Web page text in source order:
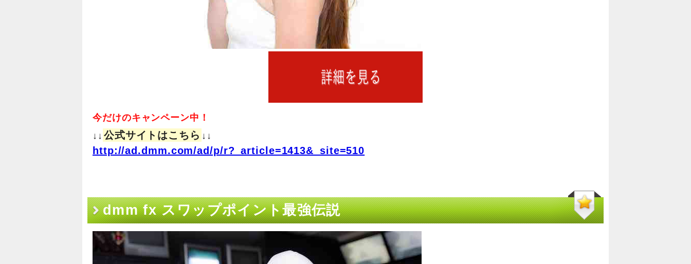
今だけのキャンペーン中！
↓↓ 公式サイトはこちら ↓↓
http://ad.dmm.com/ad/p/r?_article=1413&_site=510
dmm fx スワップポイント最強伝説